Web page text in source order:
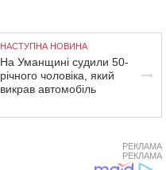
НАСТУПНА НОВИНА
На Уманщині судили 50-
річного чоловіка, який
викрав автомобіль
РЕКЛАМА
РЕКЛАМА